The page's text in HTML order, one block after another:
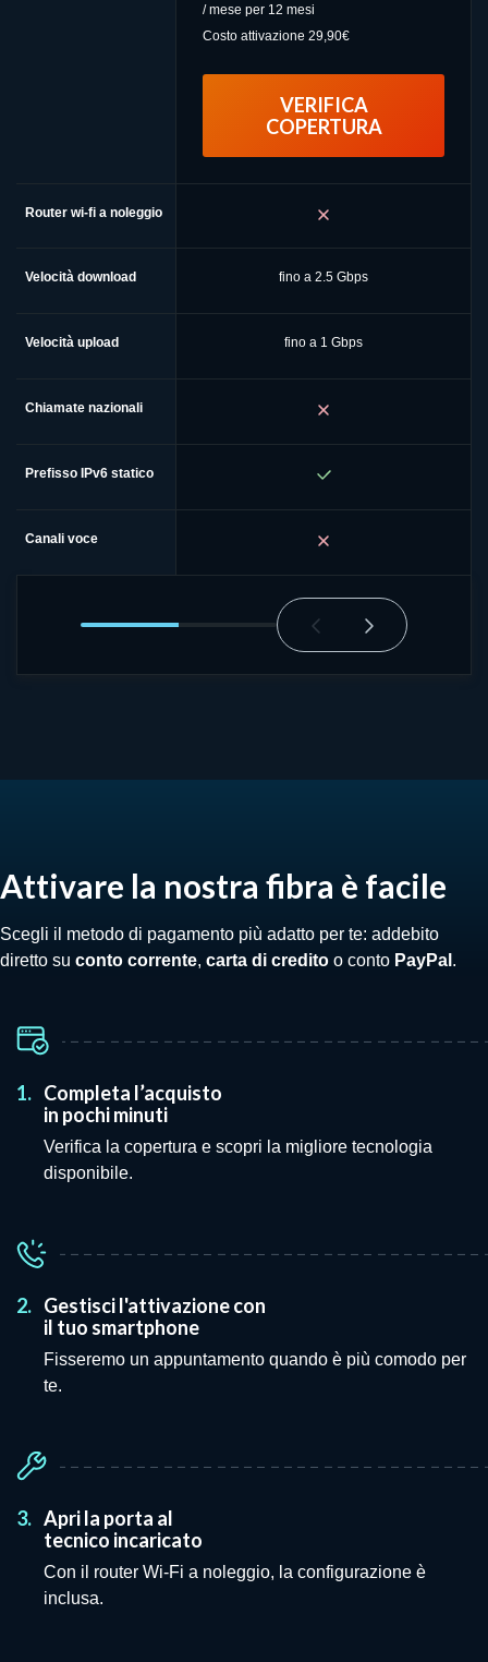
Router wi-fi a noleggio
Velocità download
Velocità upload
Chiamate nazionali
Prefisso IPv6 statico
Canali voce
/ mese per 12 mesi
Costo attivazione 29,90€
VERIFICA
COPERTURA
fino a 2.5 Gbps
fino a 1 Gbps
Attivare la nostra fibra è facile
Scegli il metodo di pagamento più adatto per te: addebito
diretto su conto corrente, carta di credito o conto PayPal .
1. Completa l’acquisto
in pochi minuti
Verifica la copertura e scopri la migliore tecnologia
disponibile.
2. Gestisci l'attivazione con
il tuo smartphone
Fisseremo un appuntamento quando è più comodo per
te.
3. Apri la porta al
tecnico incaricato
Con il router Wi-Fi a noleggio, la configurazione è
inclusa.